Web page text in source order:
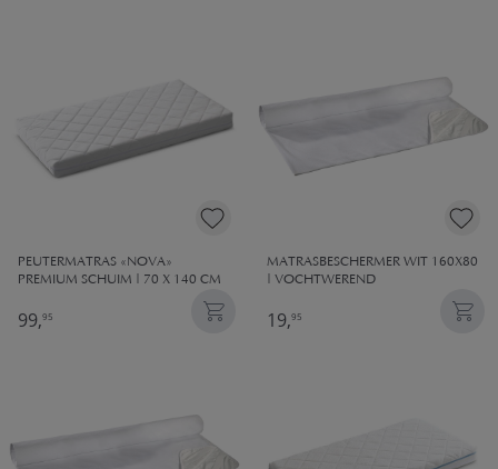
PEUTERMATRAS «NOVA»
PREMIUM SCHUIM | 70 X 140 CM
99,95
MATRASBESCHERMER WIT 160X80
| VOCHTWEREND
19,95